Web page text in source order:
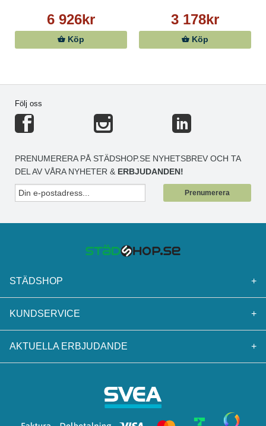
6 926kr
Köp
3 178kr
Köp
Följ oss
PRENUMERERA PÅ STÄDSHOP.SE NYHETSBREV OCH TA
DEL AV VÅRA NYHETER & ERBJUDANDEN!
Prenumerera
STÄDSHOP +
KUNDSERVICE +
AKTUELLA ERBJUDANDE +